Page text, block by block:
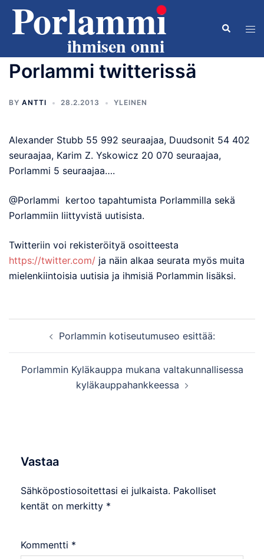
Skip
content
Search
Porlammi twitterissä
BY ANTTI 28.2.2013 YLEINEN
Alexander Stubb 55 992 seuraajaa, Duudsonit 54 402
seuraajaa, Karim Z. Yskowicz 20 070 seuraajaa,
Porlammi 5 seuraajaa….
@Porlammi kertoo tapahtumista Porlammilla sekä
Porlammiin liittyvistä uutisista.
Twitteriin voi rekisteröityä osoitteesta
https://twitter.com/ ja näin alkaa seurata myös muita
mielenkiintoisia uutisia ja ihmisiä Porlammin lisäksi.
navigationPorlammin kotiseutumuseo esittää:
Porlammin Kyläkauppa mukana valtakunnallisessa
kyläkauppahankkeessa
Vastaa
Sähköpostiosoitettasi ei julkaista. Pakolliset
kentät on merkitty *
Kommentti *